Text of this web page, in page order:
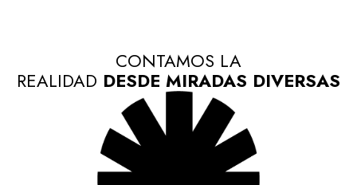
CONTAMOS LA
REALIDAD DESDE MIRADAS DIVERSAS